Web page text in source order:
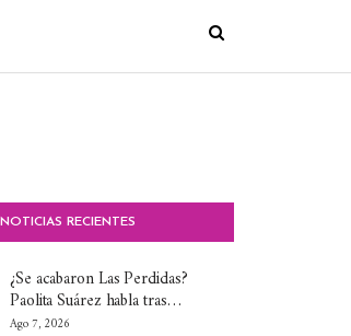
NOTICIAS RECIENTES
¿Se acabaron Las Perdidas?
Paolita Suárez habla tras…
Ago 7, 2026